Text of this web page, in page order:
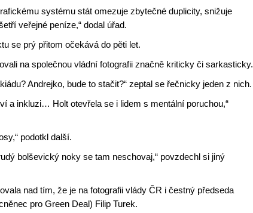
systému stát omezuje zbytečné duplicity, snižuje
veřejné peníze,“ dodal úřad.
se prý přitom očekává do pěti let.
na společnou vládní fotografii značně kriticky či sarkasticky.
Andrejko, bude to stačit?“ zeptal se řečnicky jeden z nich.
a inkluzi… Holt otevřela se i lidem s mentální poruchou,“
podotkl další.
bolševický noky se tam neschovaj,“ povzdechl si jiný
nad tím, že je na fotografii vlády ČR i čestný předseda
pro Green Deal) Filip Turek.